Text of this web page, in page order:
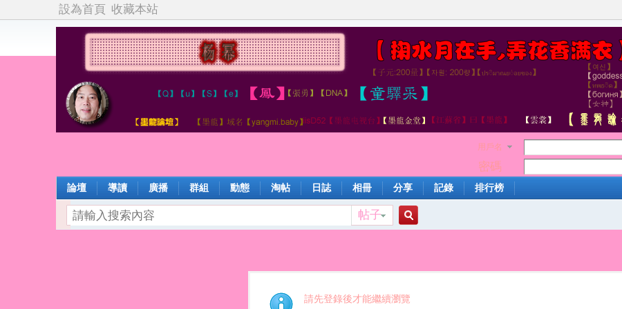
設為首頁 收藏本站
用戶名
密碼
論壇 導讀 廣播 群組 動態 淘帖 日誌 相冊 分享 記錄 排行榜
帖子
索
請先登錄後才能繼續瀏覽